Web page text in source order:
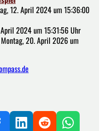
12. April 2024 um 15:36:00
2024 um 15:31:56 Uhr
Montag, 20. April 2026 um